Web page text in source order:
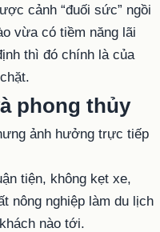
cảnh “đuối sức” ngồi
vừa có tiềm năng lãi
thì đó chính là của
phong thủy
ảnh hưởng trực tiếp
tiện, không kẹt xe,
nông nghiệp làm du lịch
nào tới.